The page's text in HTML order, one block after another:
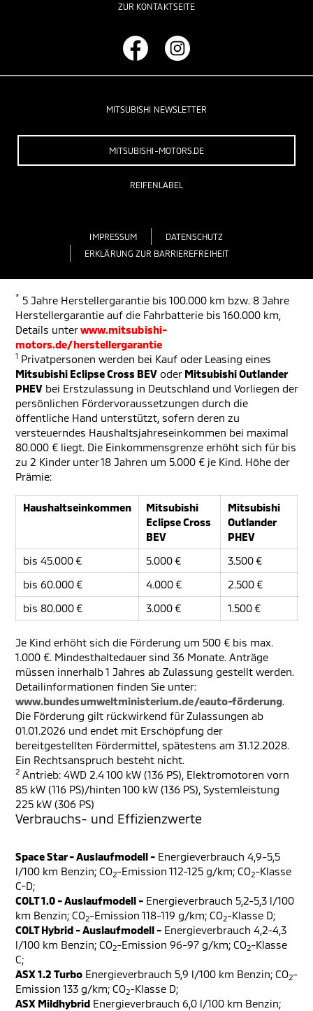
ZUR KONTAKTSEITE
MITSUBISHI NEWSLETTER
MITSUBISHI-MOTORS.DE
REIFENLABEL
IMPRESSUM
DATENSCHUTZ
ERKLÄRUNG ZUR BARRIEREFREIHEIT
* 5 Jahre Herstellergarantie bis 100.000 km bzw. 8 Jahre
Herstellergarantie auf die Fahrbatterie bis 160.000 km,
Details unterwww.mitsubishi-
motors.de/herstellergarantie
1 Privatpersonen werden bei Kauf oder Leasing eines
Mitsubishi Eclipse Cross BEV oder Mitsubishi Outlander
PHEV bei Erstzulassung in Deutschland und Vorliegen der
persönlichen Fördervoraussetzungen durch die
öffentliche Hand unterstützt, sofern deren zu
versteuerndes Haushaltsjahreseinkommen bei maximal
80.000 € liegt. Die Einkommensgrenze erhöht sich für bis
zu 2 Kinder unter 18 Jahren um 5.000 € je Kind. Höhe der
Prämie:
Haushaltseinkommen
Mitsubishi
Eclipse Cross
BEV
Mitsubishi
Outlander
PHEV
bis 45.000 €
5.000 €
3.500 €
bis 60.000 €
4.000 €
2.500 €
bis 80.000 €
3.000 € 1.500 €
Je Kind erhöht sich die Förderung um 500 € bis max.
1.000 €. Mindesthaltedauer sind 36 Monate. Anträge
müssen innerhalb 1 Jahres ab Zulassung gestellt werden.
Detailinformationen finden Sie unter:
www.bundesumweltministerium.de/eauto-förderung.
Die Förderung gilt rückwirkend für Zulassungen ab
01.01.2026 und endet mit Erschöpfung der
bereitgestellten Fördermittel, spätestens am 31.12.2028.
Ein Rechtsanspruch besteht nicht.
2 Antrieb: 4WD 2.4 100 kW (136 PS), Elektromotoren vorn
85 kW (116 PS)/hinten 100 kW (136 PS), Systemleistung
225 kW (306 PS)
Verbrauchs- und Effizienzwerte
Space Star - Auslaufmodell - Energieverbrauch 4,9-5,5
l/100 km Benzin; CO2-Emission 112-125 g/km; CO2-Klasse
C-D;
COLT 1.0 - Auslaufmodell - Energieverbrauch 5,2-5,3 l/100
km Benzin; CO2-Emission 118-119 g/km; CO2-Klasse D;
COLT Hybrid - Auslaufmodell - Energieverbrauch 4,2-4,3
l/100 km Benzin; CO2-Emission 96-97 g/km; CO2-Klasse
C;
ASX 1.2 Turbo Energieverbrauch 5,9 l/100 km Benzin; CO2-
Emission 133 g/km; CO2-Klasse D;
ASX Mildhybrid Energieverbrauch 6,0 l/100 km Benzin;